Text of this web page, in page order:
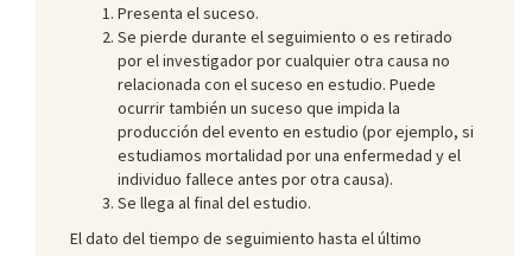
Presenta el suceso.
Se pierde durante el seguimiento o es retirado
por el investigador por cualquier otra causa no
relacionada con el suceso en estudio. Puede
ocurrir también un suceso que impida la
producción del evento en estudio (por ejemplo, si
estudiamos mortalidad por una enfermedad y el
individuo fallece antes por otra causa).
Se llega al final del estudio.
El dato del tiempo de seguimiento hasta el último